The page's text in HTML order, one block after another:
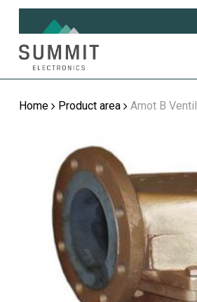
Skip
main
content
Home Product area Amot B Ventil